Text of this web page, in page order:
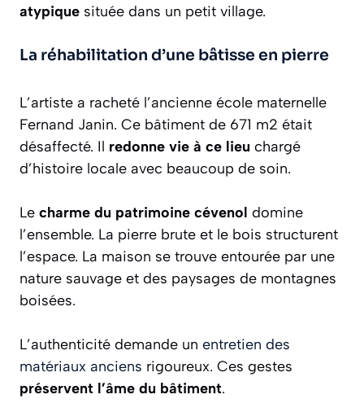
atypique située dans un petit village.
La réhabilitation d’une bâtisse en pierre
L’artiste a racheté l’ancienne école maternelle
Fernand Janin. Ce bâtiment de 671 m2 était
désaffecté. Il redonne vie à ce lieu chargé
d’histoire locale avec beaucoup de soin.
Le charme du patrimoine cévenol domine
l’ensemble. La pierre brute et le bois structurent
l’espace. La maison se trouve entourée par une
nature sauvage et des paysages de montagnes
boisées.
L’authenticité demande un entretien des
matériaux anciens rigoureux. Ces gestes
préservent l’âme du bâtiment.